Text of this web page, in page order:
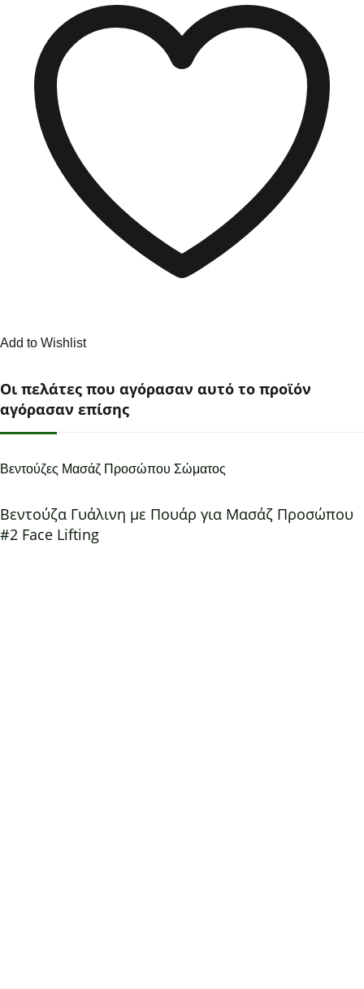
Add to Wishlist
Οι πελάτες που αγόρασαν αυτό το προϊόν
αγόρασαν επίσης
Βεντούζες Μασάζ Προσώπου Σώματος
Βεντούζα Γυάλινη με Πουάρ για Μασάζ Προσώπου
#2 Face Lifting